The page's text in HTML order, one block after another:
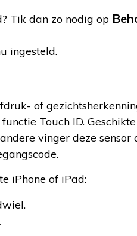
Tik dan zo nodig op
ingesteld.
of
Touch ID.
vinger deze sensor
iPhone of iPad:
.